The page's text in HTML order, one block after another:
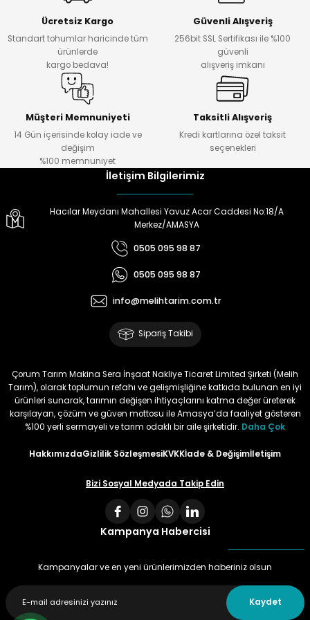
Ücretsiz Kargo
Standart tohumlar haricinde tüm
ürünlerde
kargo bedava!
Güvenli Alışveriş
256bit SSL Sertifikası ile %100
güvenli
alışveriş imkanı
Müşteri Memnuniyeti
14 Gün içerisinde kolay iade ve
değişim
%100 memnuniyet
Taksitli Alışveriş
Kredi kartlarına özel taksit
seçenekleri
İletişim Bilgilerimiz
Hacılar Meydanı Mahallesi Yavuz Acar Caddesi No:18/A
Merkez/AMASYA
0505 095 98 87
0505 095 98 87
info@melihtarim.com.tr
Sipariş Takibi
Çorum Tarım Makina Sera İnşaat Nakliye Ticaret Limited Şirketi (Melih
Tarım), olarak toplumun refahı ve gelişmişliğine katkıda bulunan en iyi
ürünleri sunarak, tarımın değişen ihtiyaçlarını katma değer üreterek
karşılayan, çözüm ve güven mottosu ile Amasya’da faaliyet gösteren
%100 yerli sermayeli ve tarım odaklı bir aile şirketidir. Daha Çok
HakkımızdaGizlilik SözleşmesiKVKKİade & Değişimİletişim
Bizi Sosyal Medyada Takip Edin
Kampanya Habercisi
Kampanyalar ve en yeni ürünlerimizden haberiniz olsun
Kaydet